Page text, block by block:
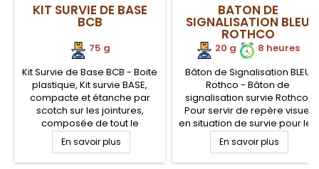
KIT SURVIE DE BASE
BCB
75 g
Kit Survie de Base BCB - Boite
plastique, Kit survie BASE,
compacte et étanche par
scotch sur les jointures,
composée de tout le
matériel de survie de base,
mais nécessaire en
randonnée, bivouac
En savoir plus
BATON DE
SIGNALISATION BLEU
ROTHCO
20 g
8 heures
Bâton de Signalisation BLEU
Rothco - Bâton de
signalisation survie Rothco.
Pour servir de repère visuel
en situation de survie pour les
secours. Bâton lumineux
extrêmement pratique car il
ne possède pas de flammes,
En savoir plus